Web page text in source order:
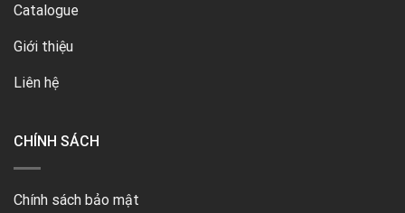
Catalogue
Giới thiệu
Liên hệ
CHÍNH SÁCH
Chính sách bảo mật